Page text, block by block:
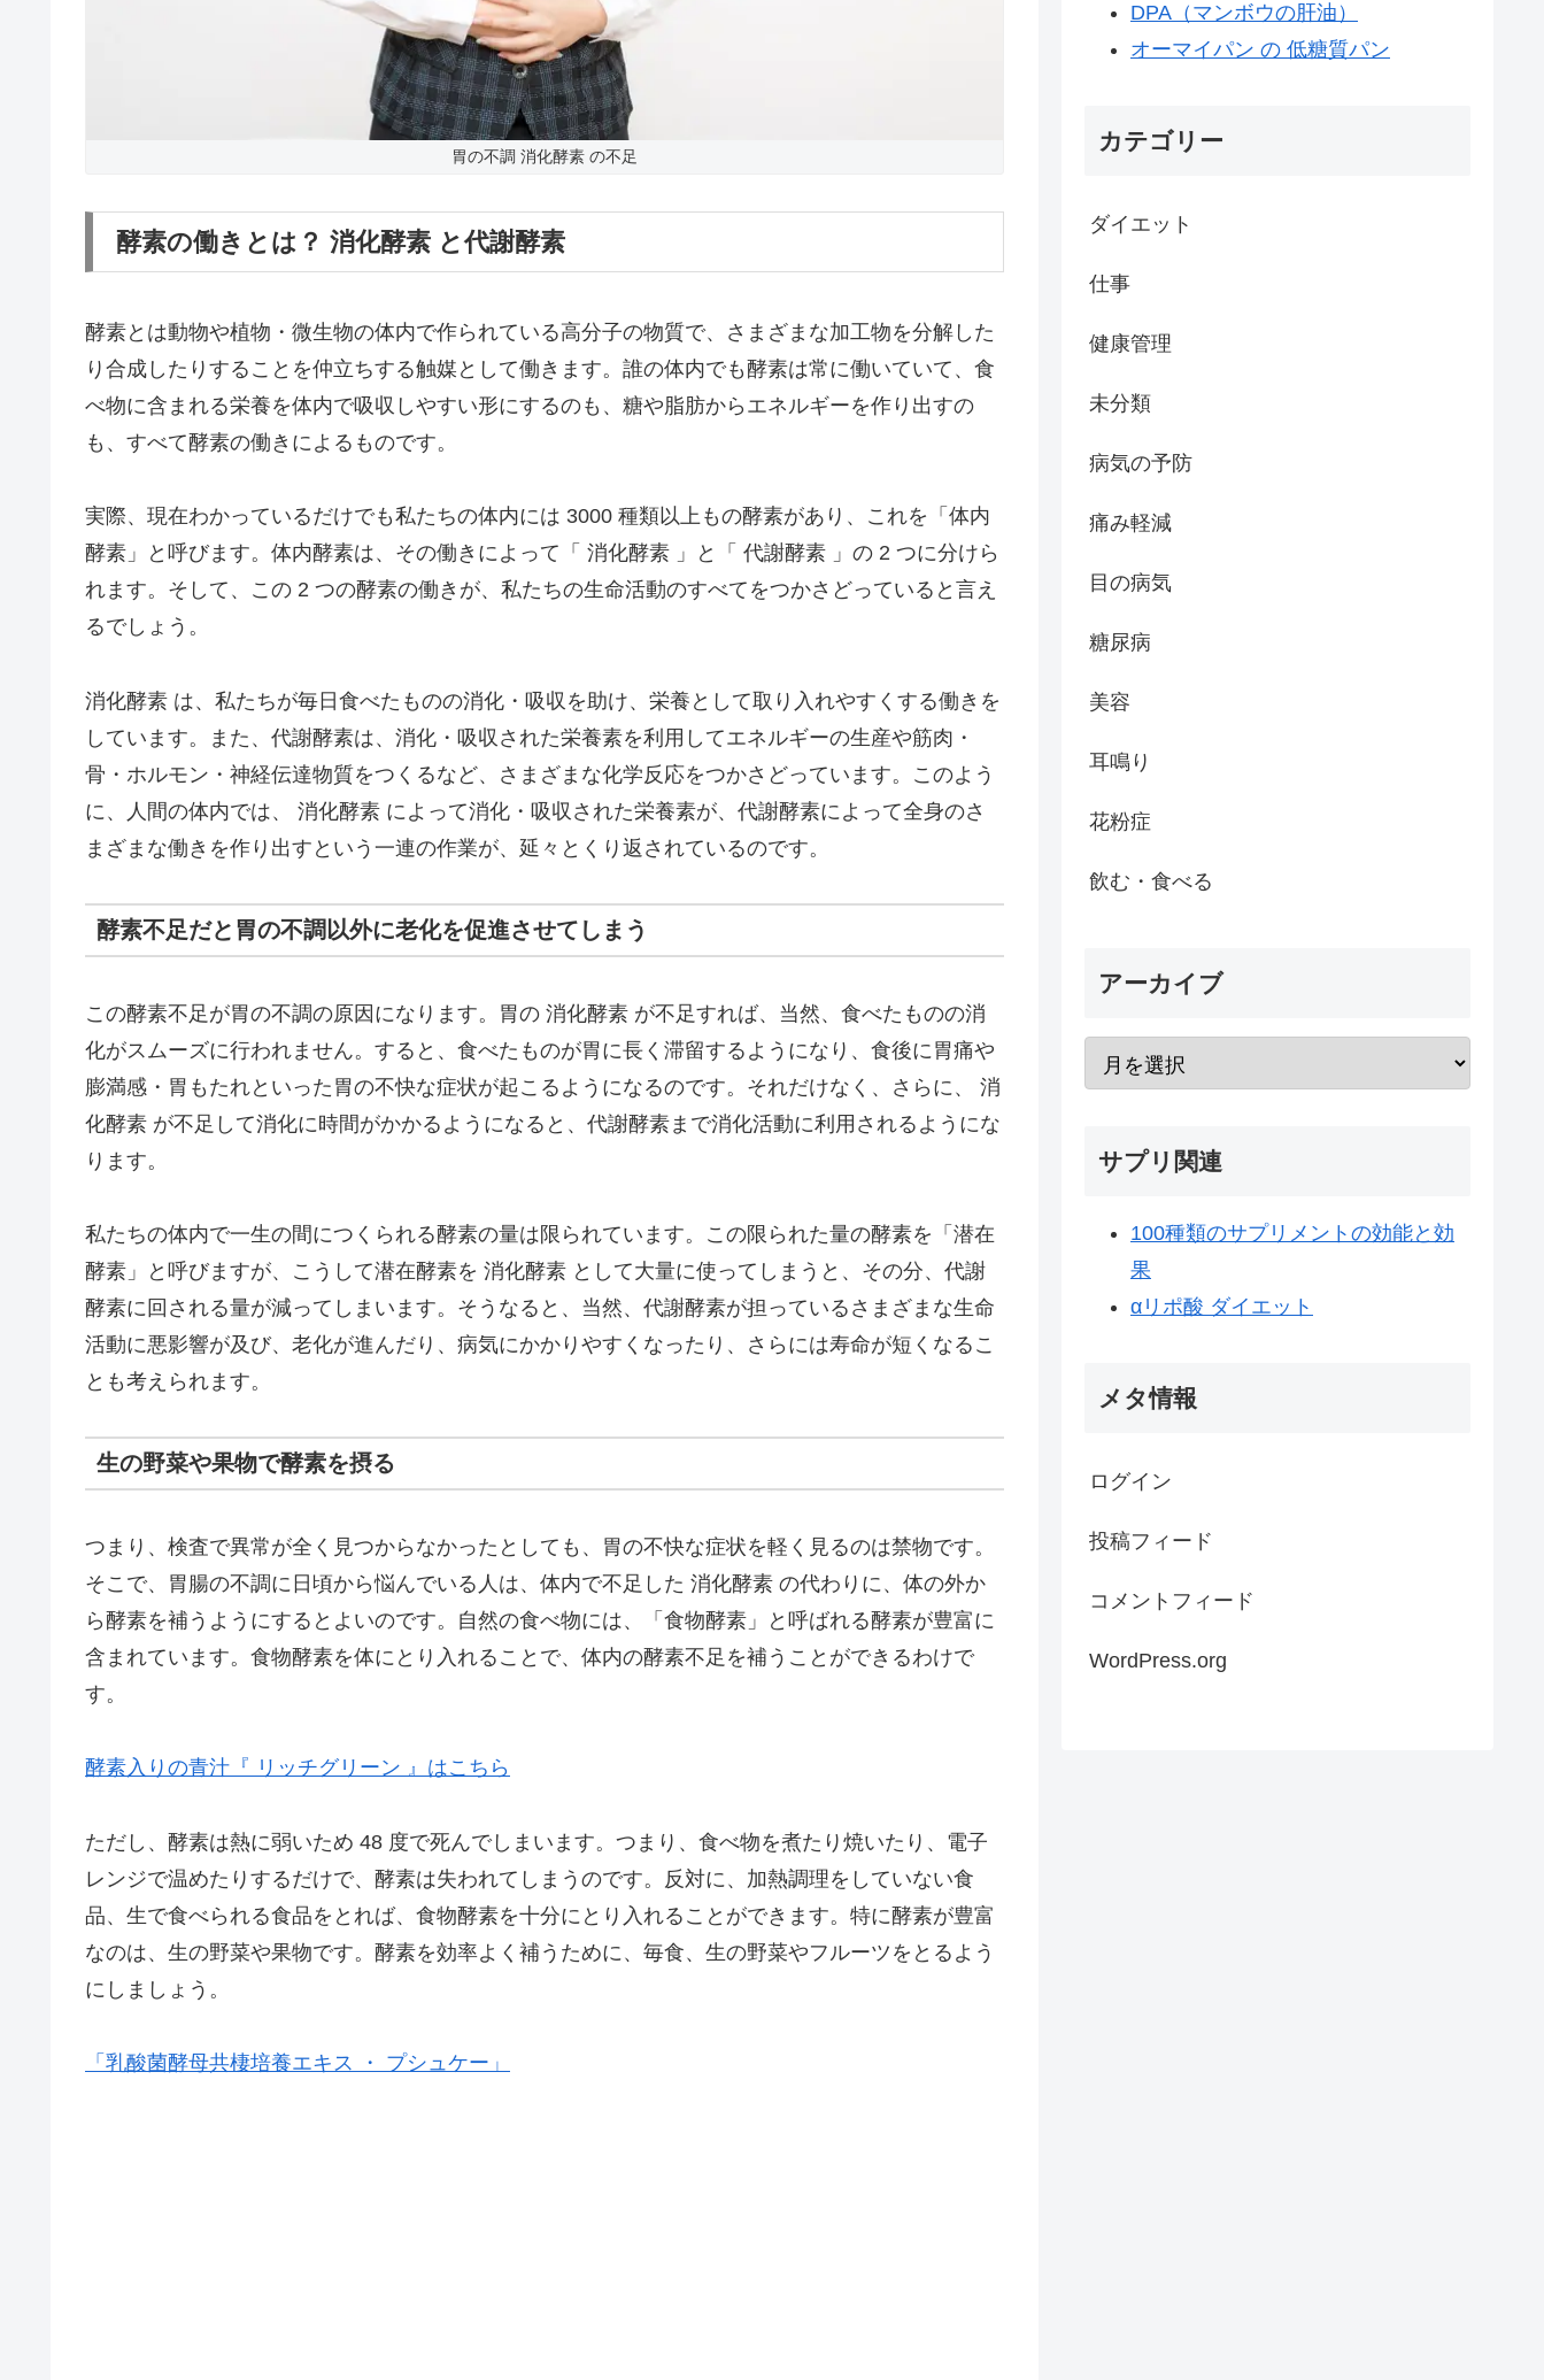
胃の不調 消化酵素 の不足
酵素の働きとは？ 消化酵素 と代謝酵素
酵素とは動物や植物・微生物の体内で作られている高分子の物質で、さまざまな加工物を分解した
り合成したりすることを仲立ちする触媒として働きます。誰の体内でも酵素は常に働いていて、食
べ物に含まれる栄養を体内で吸収しやすい形にするのも、糖や脂肪からエネルギーを作り出すの
も、すべて酵素の働きによるものです。
実際、現在わかっているだけでも私たちの体内には 3000 種類以上もの酵素があり、これを「体内
酵素」と呼びます。体内酵素は、その働きによって「 消化酵素 」と「 代謝酵素 」の 2 つに分けら
れます。そして、この 2 つの酵素の働きが、私たちの生命活動のすべてをつかさどっていると言え
るでしょう。
消化酵素 は、私たちが毎日食べたものの消化・吸収を助け、栄養として取り入れやすくする働きを
しています。また、代謝酵素は、消化・吸収された栄養素を利用してエネルギーの生産や筋肉・
骨・ホルモン・神経伝達物質をつくるなど、さまざまな化学反応をつかさどっています。このよう
に、人間の体内では、 消化酵素 によって消化・吸収された栄養素が、代謝酵素によって全身のさ
まざまな働きを作り出すという一連の作業が、延々とくり返されているのです。
酵素不足だと胃の不調以外に老化を促進させてしまう
この酵素不足が胃の不調の原因になります。胃の 消化酵素 が不足すれば、当然、食べたものの消
化がスムーズに行われません。すると、食べたものが胃に長く滞留するようになり、食後に胃痛や
膨満感・胃もたれといった胃の不快な症状が起こるようになるのです。それだけなく、さらに、 消
化酵素 が不足して消化に時間がかかるようになると、代謝酵素まで消化活動に利用されるようにな
ります。
私たちの体内で一生の間につくられる酵素の量は限られています。この限られた量の酵素を「潜在
酵素」と呼びますが、こうして潜在酵素を 消化酵素 として大量に使ってしまうと、その分、代謝
酵素に回される量が減ってしまいます。そうなると、当然、代謝酵素が担っているさまざまな生命
活動に悪影響が及び、老化が進んだり、病気にかかりやすくなったり、さらには寿命が短くなるこ
とも考えられます。
生の野菜や果物で酵素を摂る
つまり、検査で異常が全く見つからなかったとしても、胃の不快な症状を軽く見るのは禁物です。
そこで、胃腸の不調に日頃から悩んでいる人は、体内で不足した 消化酵素 の代わりに、体の外か
ら酵素を補うようにするとよいのです。自然の食べ物には、「食物酵素」と呼ばれる酵素が豊富に
含まれています。食物酵素を体にとり入れることで、体内の酵素不足を補うことができるわけで
す。
酵素入りの青汁『 リッチグリーン 』はこちら
ただし、酵素は熱に弱いため 48 度で死んでしまいます。つまり、食べ物を煮たり焼いたり、電子
レンジで温めたりするだけで、酵素は失われてしまうのです。反対に、加熱調理をしていない食
品、生で食べられる食品をとれば、食物酵素を十分にとり入れることができます。特に酵素が豊富
なのは、生の野菜や果物です。酵素を効率よく補うために、毎食、生の野菜やフルーツをとるよう
にしましょう。
「乳酸菌酵母共棲培養エキス ・ プシュケー」
DPA（マンボウの肝油）
オーマイパン の 低糖質パン
カテゴリー
ダイエット
仕事
健康管理
未分類
病気の予防
痛み軽減
目の病気
糖尿病
美容
耳鳴り
花粉症
飲む・食べる
アーカイブ
サプリ関連
100種類のサプリメントの効能と効
果
αリポ酸 ダイエット
メタ情報
ログイン
投稿フィード
コメントフィード
WordPress.org